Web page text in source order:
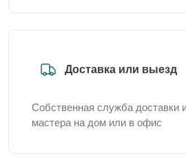
Доставка или выезд
Собственная служба доставки
мастера на дом или в офис